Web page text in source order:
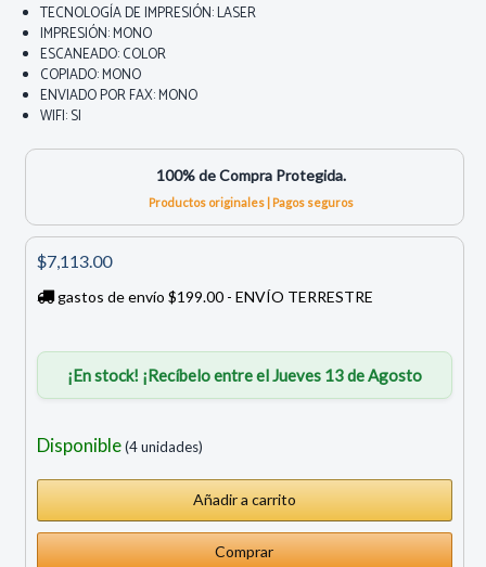
TECNOLOGÍA DE IMPRESIÓN: LASER
IMPRESIÓN: MONO
ESCANEADO: COLOR
COPIADO: MONO
ENVIADO POR FAX: MONO
WIFI: SI
100% de Compra Protegida.
Productos originales | Pagos seguros
$7,113.00
gastos de envío $199.00 - ENVÍO TERRESTRE
¡En stock! ¡Recíbelo entre el Jueves 13 de Agosto
Disponible(4 unidades)
Comprar